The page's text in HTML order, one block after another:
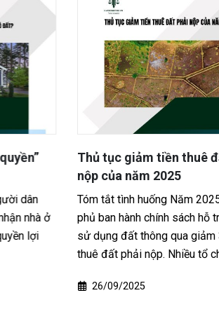
dân
nhà ở
lợi
Thủ tục giảm tiền thuê
nộp của năm 2025
Tóm tắt tình huống Năm
phủ ban hành chính sách hỗ
sử dụng đất thông qua giảm
thuê đất phải nộp. Nhiều tổ
26/09/2025